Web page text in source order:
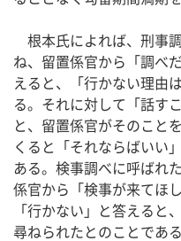
根本氏によれば、刑事
ね、留置係官から「調べ
えると、「行かない理由
る。それに対して「話す
と、留置係官がそのこと
くると「それならばいい
ある。検事調べに呼ばれ
係官から「検事が来てほ
「行かない」と答えると
尋ねられたとのことであ